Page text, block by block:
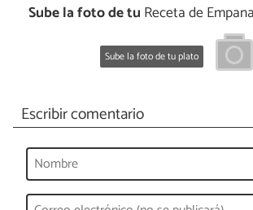
Sube la foto de tu Receta de
Sube la foto de tu plato
Escribir comentario